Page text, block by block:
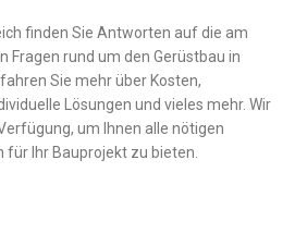
finden Sie Antworten auf die am
Fragen rund um den Gerüstbau in
Sie mehr über Kosten,
Lösungen und vieles mehr. Wir
um Ihnen alle nötigen
für Ihr Bauprojekt zu bieten.